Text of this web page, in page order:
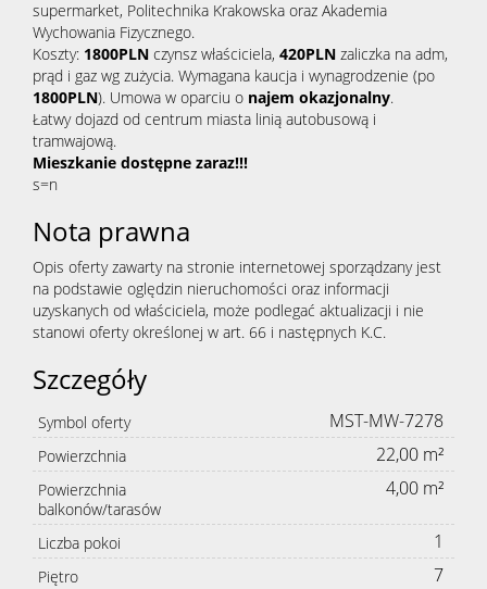
supermarket, Politechnika Krakowska oraz Akademia
Wychowania Fizycznego.
Koszty: 1800PLN czynsz właściciela, 420PLN zaliczka na adm,
prąd i gaz wg zużycia. Wymagana kaucja i wynagrodzenie (po
1800PLN). Umowa w oparciu o najem okazjonalny.
Łatwy dojazd od centrum miasta linią autobusową i
tramwajową.
Mieszkanie dostępne zaraz!!!
s=n
Nota prawna
Opis oferty zawarty na stronie internetowej sporządzany jest
na podstawie oględzin nieruchomości oraz informacji
uzyskanych od właściciela, może podlegać aktualizacji i nie
stanowi oferty określonej w art. 66 i następnych K.C.
Szczegóły
Symbol oferty MST-MW-7278
Powierzchnia 22,00 m²
Powierzchnia
balkonów/tarasów
4,00 m²
Liczba pokoi 1
Piętro 7